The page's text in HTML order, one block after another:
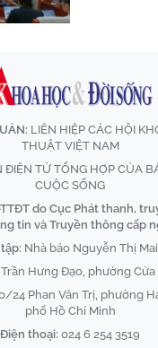
LIÊN HIỆP CÁC HỘI
THUẬT VIỆT NAM
ĐIỆN TỬ TỔNG HỢP CỦA
CUỘC SỐNG
do Cục Phát thanh,
tin và Truyền thông cấp
Nhà báo Nguyễn Thị
Hưng Đạo, phường Cửa
24 Phan Văn Trị, phường
phố Hồ Chí Minh
Điện thoại: 024 6 254 3519